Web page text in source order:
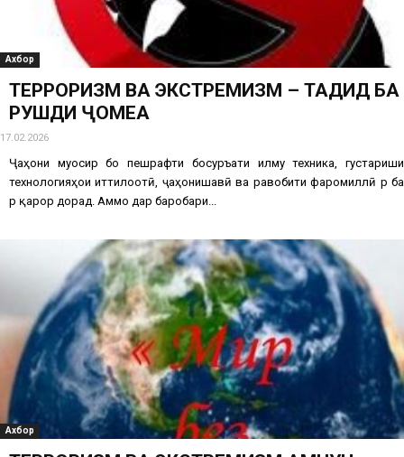
Ахбор
ТЕРРОРИЗМ ВА ЭКСТРЕМИЗМ – ТАҲДИД БА
РУШДИ ҶОМЕА
17.02.2026
Ҷаҳони муосир бо пешрафти босуръати илму техника, густариши
технологияҳои иттилоотӣ, ҷаҳонишавӣ ва равобити фаромиллӣ рӯ ба
рӯ қарор дорад. Аммо дар баробари...
Ахбор